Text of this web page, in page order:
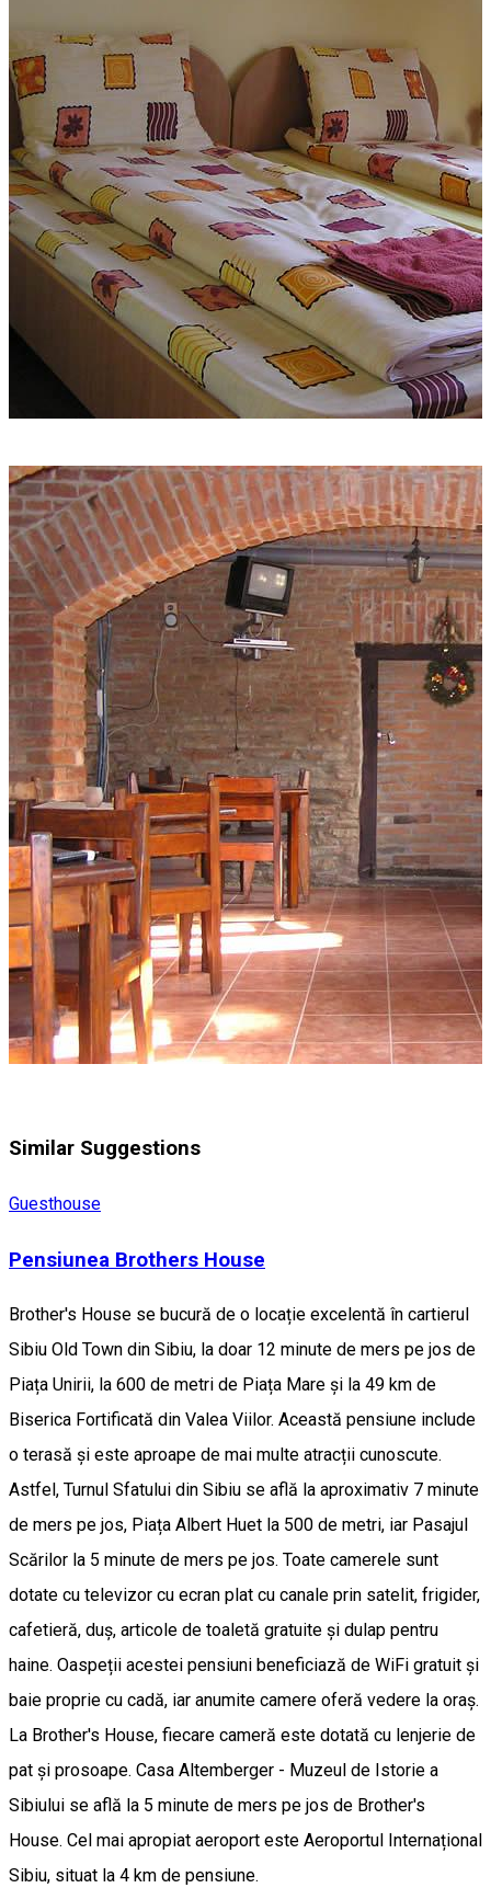
Similar Suggestions
Guesthouse
Pensiunea Brothers House
Brother's House se bucură de o locație excelentă în cartierul
Sibiu Old Town din Sibiu, la doar 12 minute de mers pe jos de
Piața Unirii, la 600 de metri de Piața Mare și la 49 km de
Biserica Fortificată din Valea Viilor. Această pensiune include
o terasă și este aproape de mai multe atracții cunoscute.
Astfel, Turnul Sfatului din Sibiu se află la aproximativ 7 minute
de mers pe jos, Piața Albert Huet la 500 de metri, iar Pasajul
Scărilor la 5 minute de mers pe jos. Toate camerele sunt
dotate cu televizor cu ecran plat cu canale prin satelit, frigider,
cafetieră, duș, articole de toaletă gratuite și dulap pentru
haine. Oaspeții acestei pensiuni beneficiază de WiFi gratuit și
baie proprie cu cadă, iar anumite camere oferă vedere la oraș.
La Brother's House, fiecare cameră este dotată cu lenjerie de
pat și prosoape. Casa Altemberger - Muzeul de Istorie a
Sibiului se află la 5 minute de mers pe jos de Brother's
House. Cel mai apropiat aeroport este Aeroportul Internațional
Sibiu, situat la 4 km de pensiune.